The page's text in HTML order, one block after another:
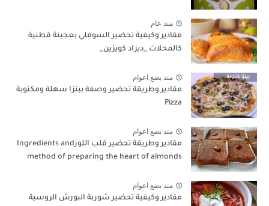
منذ عام
مقادير وكيفية تحضير السوفلي بعجينة قطنية
كالمحلات _ديزاد كويزين_
منذ بضع اعوام
مقادير وطريقة تحضير وصفة بيتزا سهلة ومكتوبة
Pizza
منذ بضع اعوام
مقادير وطريقة تحضير قلب اللوزIngredients and
method of preparing the heart of almonds
منذ بضع اعوام
مقادير وكيفية تحضير شوربة البورش الروسية